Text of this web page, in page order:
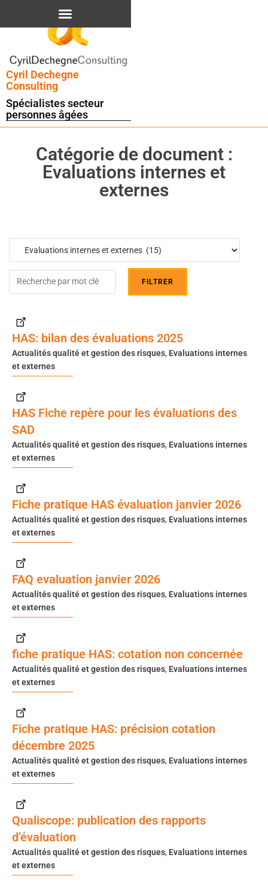
Cyril Dechegne
Consulting
Spécialistes secteur
personnes âgées
Catégorie de document :
Evaluations internes et
externes
HAS: bilan des évaluations 2025
Actualités qualité et gestion des risques, Evaluations internes
et externes
HAS Fiche repère pour les évaluations des
SAD
Actualités qualité et gestion des risques, Evaluations internes
et externes
Fiche pratique HAS évaluation janvier 2026
Actualités qualité et gestion des risques, Evaluations internes
et externes
FAQ evaluation janvier 2026
Actualités qualité et gestion des risques, Evaluations internes
et externes
fiche pratique HAS: cotation non concernée
Actualités qualité et gestion des risques, Evaluations internes
et externes
Fiche pratique HAS: précision cotation
décembre 2025
Actualités qualité et gestion des risques, Evaluations internes
et externes
Qualiscope: publication des rapports
d’évaluation
Actualités qualité et gestion des risques, Evaluations internes
et externes